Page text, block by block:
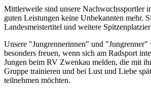
Mittlerweile sind unsere Nachwuchssportler
guten Leistungen keine Unbekannten mehr.
Landesmeistertitel und weitere
Unsere "Jungrennerinnen" und "Jungrenner"
besonders freuen, wenn sich am Radsport
Jungen beim RV Zwenkau melden, die mit
Gruppe trainieren und bei Lust und Liebe
teilnehmen möchten.